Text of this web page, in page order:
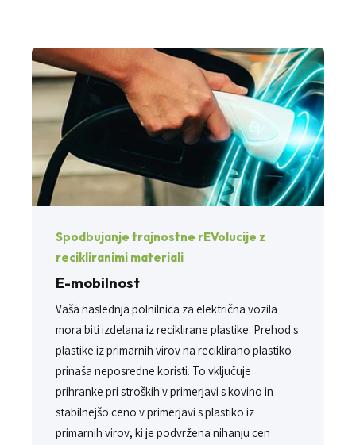
Spodbujanje trajnostne rEVolucije z
recikliranimi materiali
E-mobilnost
Vaša naslednja polnilnica za električna vozila
mora biti izdelana iz reciklirane plastike. Prehod s
plastike iz primarnih virov na reciklirano plastiko
prinaša neposredne koristi. To vključuje
prihranke pri stroških v primerjavi s kovino in
stabilnejšo ceno v primerjavi s plastiko iz
primarnih virov, ki je podvržena nihanju cen